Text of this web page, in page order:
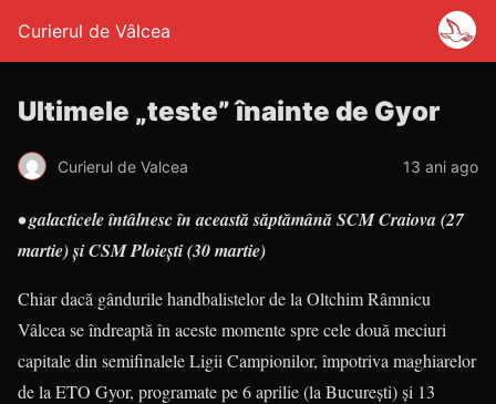
Curierul de Vâlcea
Ultimele „teste” înainte de Gyor
Curierul de Valcea 13 ani ago
• galacticele întâlnesc în această săptămână SCM Craiova (27
martie) şi CSM Ploieşti (30 martie)
Chiar dacă gândurile handbalistelor de la Oltchim Râmnicu
Vâlcea se îndreaptă în aceste momente spre cele două meciuri
capitale din semifinalele Ligii Campionilor, împotriva maghiarelor
de la ETO Gyor, programate pe 6 aprilie (la Bucureşti) şi 13